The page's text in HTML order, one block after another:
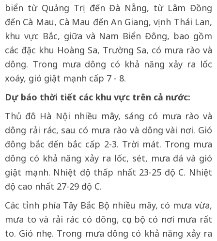
biển từ Quảng Trị đến Đà Nẵng, từ Lâm Đồng
đến Cà Mau, Cà Mau đến An Giang, vịnh Thái Lan,
khu vực Bắc, giữa và Nam Biển Đông, bao gồm
các đặc khu Hoàng Sa, Trường Sa, có mưa rào và
dông. Trong mưa dông có khả năng xảy ra lốc
xoáy, gió giật mạnh cấp 7 - 8.
Dự báo thời tiết các khu vực trên cả nước:
Thủ đô Hà Nội nhiều mây, sáng có mưa rào và
dông rải rác, sau có mưa rào và dông vài nơi. Gió
đông bắc đến bắc cấp 2-3. Trời mát. Trong mưa
dông có khả năng xảy ra lốc, sét, mưa đá và gió
giật mạnh. Nhiệt độ thấp nhất 23-25 độ C. Nhiệt
độ cao nhất 27-29 độ C.
Các tỉnh phía Tây Bắc Bộ nhiều mây, có mưa vừa,
mưa to và rải rác có dông, cục bộ có nơi mưa rất
to. Gió nhẹ. Trong mưa dông có khả năng xảy ra